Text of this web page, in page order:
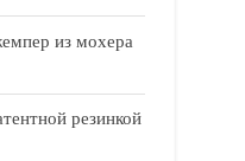
из мохера
резинкой